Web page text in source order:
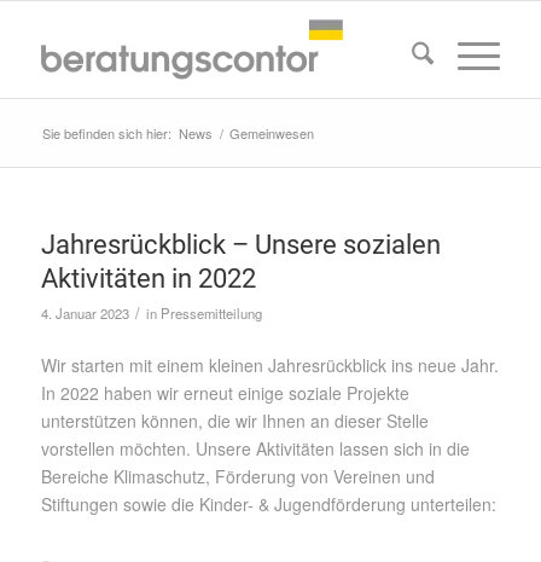
Sie befinden sich hier: News / Gemeinwesen
Jahresrückblick – Unsere sozialen
Aktivitäten in 2022
4. Januar 2023 / in Pressemitteilung
Wir starten mit einem kleinen Jahresrückblick ins neue Jahr.
In 2022 haben wir erneut einige soziale Projekte
unterstützen können, die wir Ihnen an dieser Stelle
vorstellen möchten. Unsere Aktivitäten lassen sich in die
Bereiche Klimaschutz, Förderung von Vereinen und
Stiftungen sowie die Kinder- & Jugendförderung unterteilen: